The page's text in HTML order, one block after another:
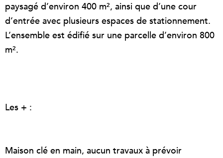
paysagé d’environ 400 m², ainsi que d’une cour
d’entrée avec plusieurs espaces de stationnement.
L’ensemble est édifié sur une parcelle d’environ 800
m².
Les + :
Maison clé en main, aucun travaux à prévoir